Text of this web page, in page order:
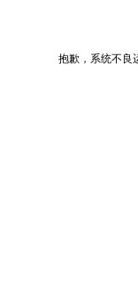
抱歉，系统不良